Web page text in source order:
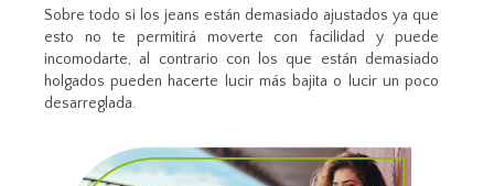
Sobre todo si los jeans están demasiado ajustados ya que
esto no te permitirá moverte con facilidad y puede
incomodarte, al contrario con los que están demasiado
holgados pueden hacerte lucir más bajita o lucir un poco
desarreglada.